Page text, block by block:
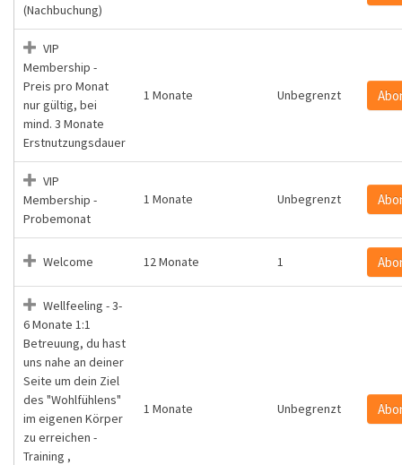
(Nachbuchung)
VIP
Membership -
Preis pro Monat
nur gültig, bei
mind. 3 Monate
Erstnutzungsdauer
1 Monate Unbegrenzt
VIP
Membership -
Probemonat
1 Monate Unbegrenzt
Welcome 12 Monate 1
Wellfeeling - 3-
6 Monate 1:1
Betreuung, du hast
uns nahe an deiner
Seite um dein Ziel
des "Wohlfühlens"
im eigenen Körper
zu erreichen -
Training ,
1 Monate Unbegrenzt